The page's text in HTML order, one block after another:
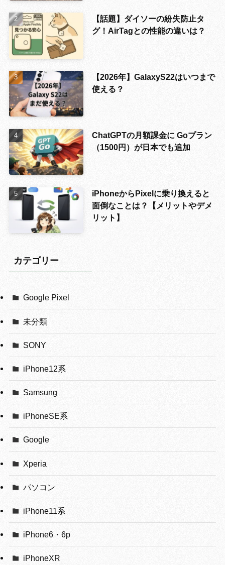
【話題】ダイソーの紛失防止タ
グ！AirTagとの性能の違いは？
【2026年】GalaxyS22はいつまで
使える？
ChatGPTの月額課金に Goプラン
（1500円）が日本でも追加
iPhoneからPixelに乗り換えると
面倒なことは？【メリットやデメ
リット】
カテゴリー
Google Pixel
未分類
SONY
iPhone12系
Samsung
iPhoneSE系
Google
Xperia
パソコン
iPhone11系
iPhone6・6p
iPhoneXR